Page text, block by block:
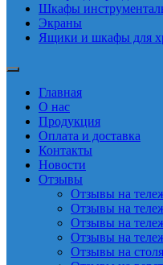
Шкафы
Экраны
Ящики и шкафы для
Главная
О нас
Продукция
Оплата и доставка
Контакты
Новости
Отзывы
Отзывы на
Отзывы на
Отзывы на
Отзывы на
Отзывы на